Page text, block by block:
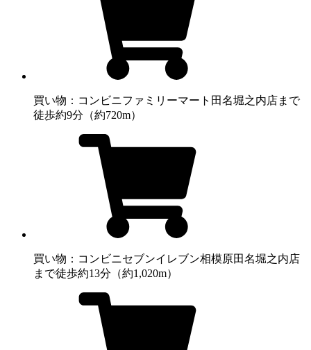
買い物：コンビニファミリーマート田名堀之内店まで
徒歩約9分（約720m）
買い物：コンビニセブンイレブン相模原田名堀之内店
まで徒歩約13分（約1,020m）